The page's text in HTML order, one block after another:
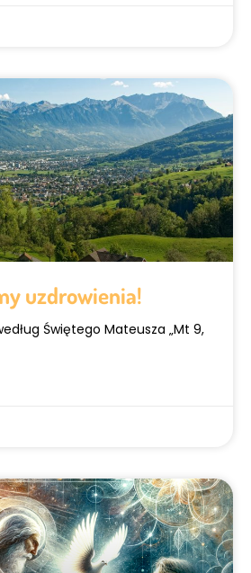
uzdrowienia!
Świętego Mateusza „Mt 9,